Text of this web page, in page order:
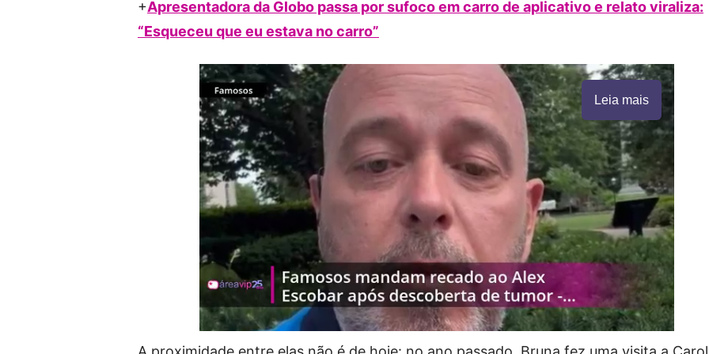
+Apresentadora da Globo passa por sufoco em carro de aplicativo e relato viraliza:
“Esqueceu que eu estava no carro”
Leia mais